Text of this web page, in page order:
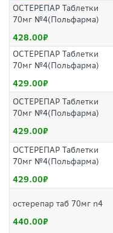
ОСТЕРЕПАР Таблетки
70мг №4(Польфарма)
428.00
ОСТЕРЕПАР Таблетки
70мг №4(Польфарма)
429.00
ОСТЕРЕПАР Таблетки
70мг №4(Польфарма)
429.00
ОСТЕРЕПАР Таблетки
70мг №4(Польфарма)
429.00
остерепар таб 70мг n4
440.00